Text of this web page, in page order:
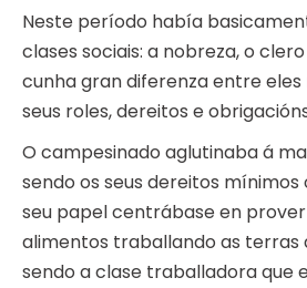
Neste período había
clases sociais: a nobreza, o
cunha gran diferenza entre eles
seus roles, dereitos e
O campesinado aglutinaba á
sendo os seus dereitos mínimos
seu papel centrábase en
alimentos traballando as terras
sendo a clase traballadora que